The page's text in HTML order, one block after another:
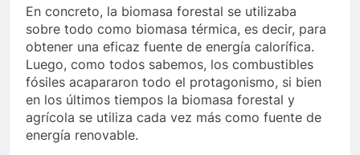
En concreto, la biomasa forestal se utilizaba
sobre todo como biomasa térmica, es decir, para
obtener una eficaz fuente de energía calorífica.
Luego, como todos sabemos, los combustibles
fósiles acapararon todo el protagonismo, si bien
en los últimos tiempos la biomasa forestal y
agrícola se utiliza cada vez más como fuente de
energía renovable.